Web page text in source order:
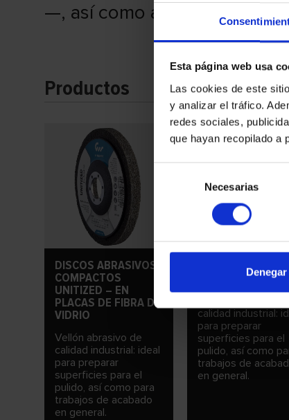
Esta página web usa
Las cookies de este
y analizar el tráfico.
redes sociales,
que hayan recopilado a
consentimiento
Necesarias
Denegar
—, así como amoladoras de
Productos
DISCOS ABRASIVOS
COMPACTOS
UNITIZED – EN
PLACAS DE FIBRA DE
VIDRIO
Vellón abrasivo de
calidad industrial: ideal
para preparar
superficies para el
pulido, así como para
trabajos de acabado
en general.
DISCOS DE
LIBERACIÓN
calidad industrial:
para preparar
superficies para el
pulido, así como
trabajos de
en general.